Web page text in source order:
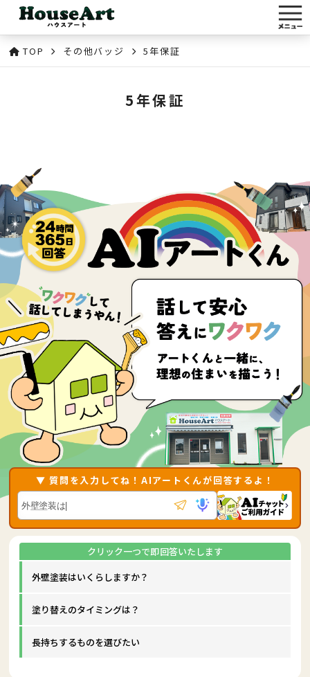
TOP その他バッジ 5年保証
5年保証
▼ 質問を入力してね！AIアートくんが回答するよ！
外壁塗装はいくらしますか？
塗り替えのタイミングは？
長持ちするものを選びたい